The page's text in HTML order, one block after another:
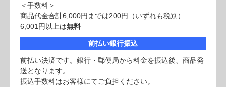
＜手数料＞
商品代金合計6,000円までは200円（いずれも税別）
6,001円以上は無料
前払い銀行振込
前払い決済です。銀行・郵便局から料金を振込後、商品発
送となります。
振込手数料はお客様にてご負担ください。